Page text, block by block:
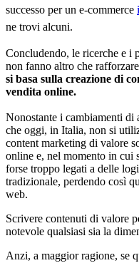
successo per un e-commerce
ne trovi alcuni.
Concludendo, le ricerche e i
non fanno altro che
si basa sulla creazione di
vendita online.
Nonostante i cambiamenti di
che oggi, in Italia, non si
content marketing di valore
online e, nel momento in cui
forse troppo legati a delle
tradizionale, perdendo così
web.
Scrivere contenuti di valore
notevole qualsiasi sia la
Anzi, a maggior ragione, se